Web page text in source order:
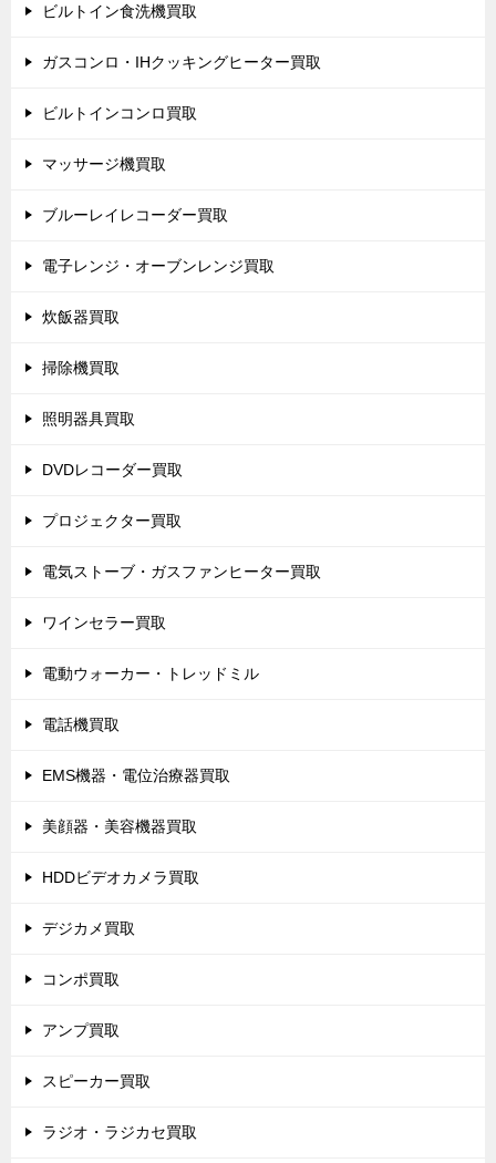
ビルトイン食洗機買取
ガスコンロ・IHクッキングヒーター買取
ビルトインコンロ買取
マッサージ機買取
ブルーレイレコーダー買取
電子レンジ・オーブンレンジ買取
炊飯器買取
掃除機買取
照明器具買取
DVDレコーダー買取
プロジェクター買取
電気ストーブ・ガスファンヒーター買取
ワインセラー買取
電動ウォーカー・トレッドミル
電話機買取
EMS機器・電位治療器買取
美顔器・美容機器買取
HDDビデオカメラ買取
デジカメ買取
コンポ買取
アンプ買取
スピーカー買取
ラジオ・ラジカセ買取